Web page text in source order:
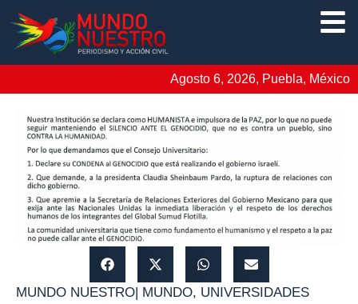
Agosto 6, 2026, Puebla, México
MUNDO NUESTRO| MUNDO, UNIVERSIDADES